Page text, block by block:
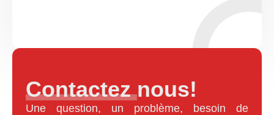
Contactez nous!
Une question, un problème, besoin de